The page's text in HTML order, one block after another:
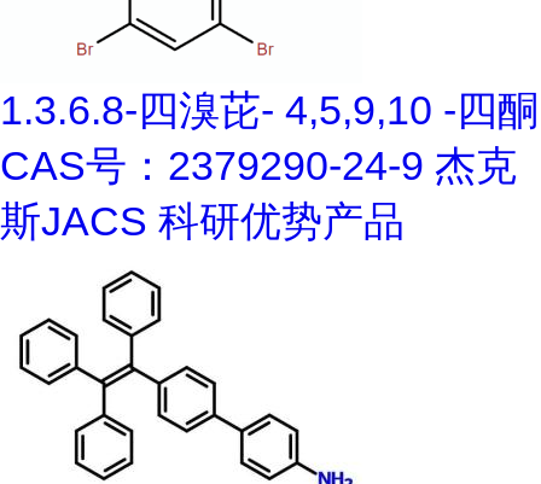
1.3.6.8-四溴芘- 4,5,9,10 -四酮
CAS号：2379290-24-9 杰克
斯JACS 科研优势产品